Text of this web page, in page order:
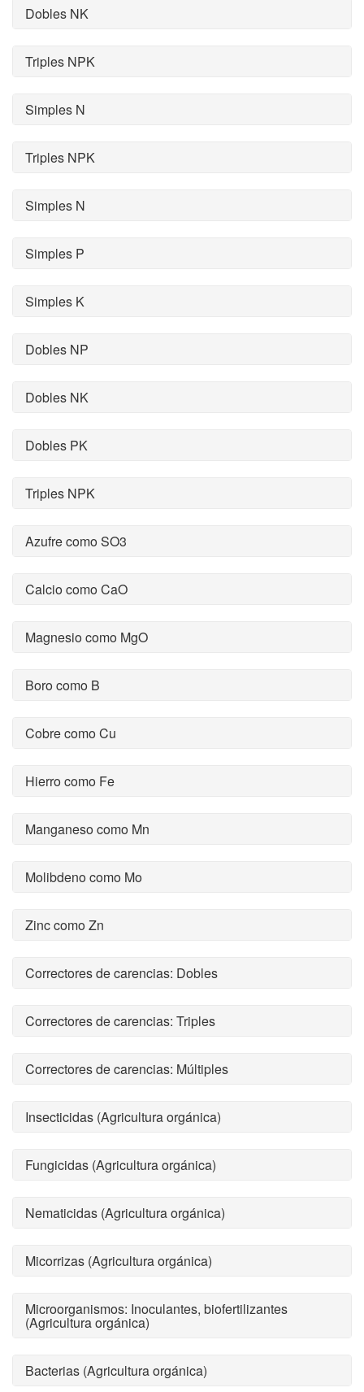
Dobles NK
Triples NPK
Simples N
Triples NPK
Simples N
Simples P
Simples K
Dobles NP
Dobles NK
Dobles PK
Triples NPK
Azufre como SO3
Calcio como CaO
Magnesio como MgO
Boro como B
Cobre como Cu
Hierro como Fe
Manganeso como Mn
Molibdeno como Mo
Zinc como Zn
Correctores de carencias: Dobles
Correctores de carencias: Triples
Correctores de carencias: Múltiples
Insecticidas (Agricultura orgánica)
Fungicidas (Agricultura orgánica)
Nematicidas (Agricultura orgánica)
Micorrizas (Agricultura orgánica)
Microorganismos: Inoculantes, biofertilizantes
(Agricultura orgánica)
Bacterias (Agricultura orgánica)